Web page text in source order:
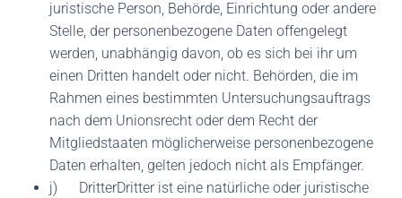
juristische Person, Behörde, Einrichtung oder andere
Stelle, der personenbezogene Daten offengelegt
werden, unabhängig davon, ob es sich bei ihr um
einen Dritten handelt oder nicht. Behörden, die im
Rahmen eines bestimmten Untersuchungsauftrags
nach dem Unionsrecht oder dem Recht der
Mitgliedstaaten möglicherweise personenbezogene
Daten erhalten, gelten jedoch nicht als Empfänger.
j) DritterDritter ist eine natürliche oder juristische